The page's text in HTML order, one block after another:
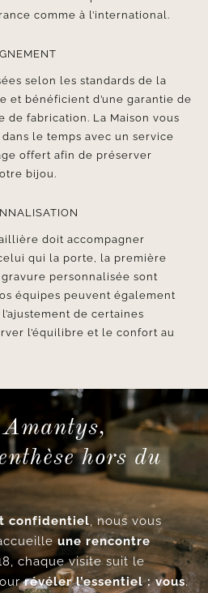
comme à l’international.
selon les standards de la
et bénéficient d’une garantie de
de fabrication. La Maison vous
le temps avec un service
offert afin de préserver
bijou.
doit accompagner
qui la porte, la première
personnalisée sont
équipes peuvent également
de certaines
l’équilibre et le confort au
Amantys,
hors du
confidentiel, nous vous
une rencontre
chaque visite suit le
révéler l’essentiel : vous.